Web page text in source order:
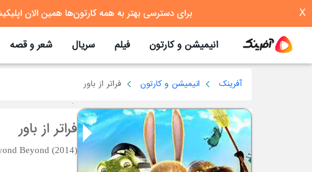
X
انیمیشن و کارتون فیلم سریال شعر و قصه
آفرینک انیمیشن و کارتون فراتر از باور
فراتر از باور
Beyond (2014)